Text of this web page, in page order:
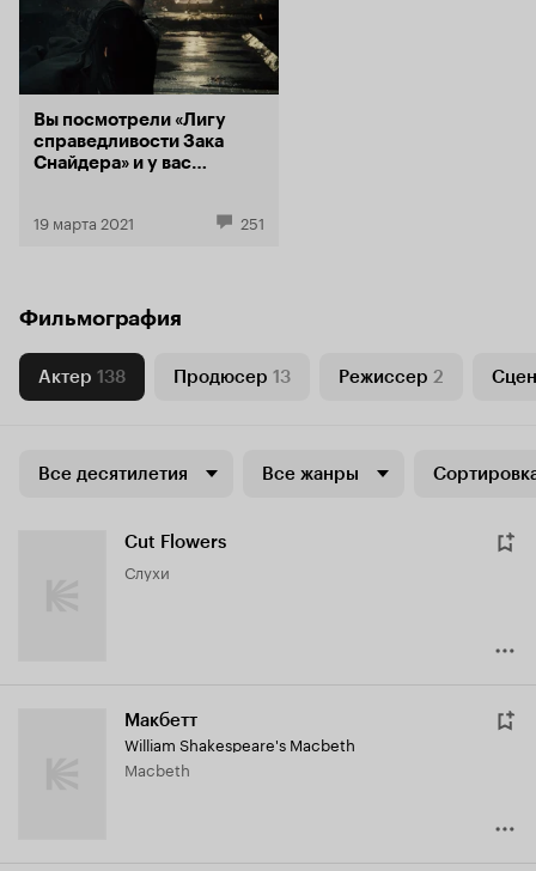
Вы посмотрели «Лигу
справедливости Зака
Снайдера» и у вас
ответить!
19 марта 2021 251
Фильмография
Актер 138 Продюсер 13 Режиссер 2
Все десятилетия Все жанры
Cut Flowers
слухи
Макбетт
William Shakespeare's Macbeth
Macbeth